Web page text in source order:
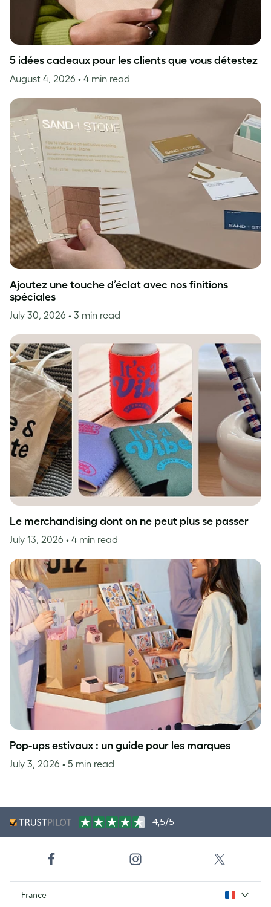
5 idées cadeaux pour les clients que vous détestez
August 4, 2026 • 4 min read
Ajoutez une touche d’éclat avec nos finitions
spéciales
July 30, 2026 • 3 min read
Le merchandising dont on ne peut plus se passer
July 13, 2026 • 4 min read
Pop-ups estivaux : un guide pour les marques
July 3, 2026 • 5 min read
4,5/5
France